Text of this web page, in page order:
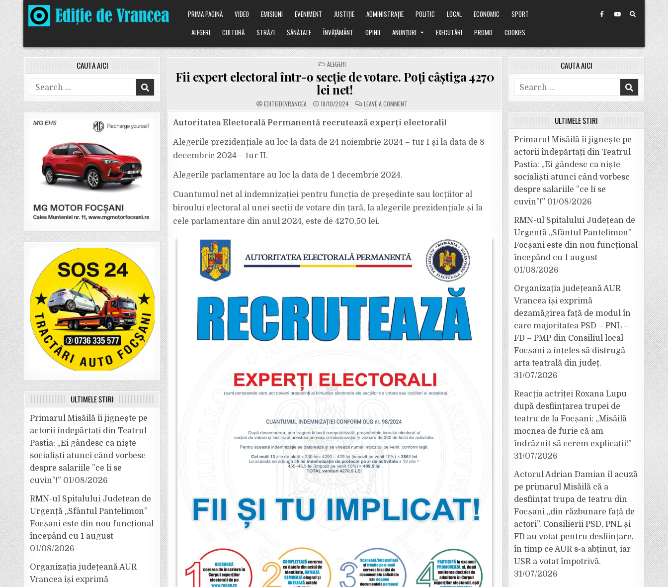
Skip
to
content
PRIMA PAGINĂ VIDEO EMISIUNI EVENIMENT JUSTIȚIE ADMINISTRAȚIE POLITIC LOCAL ECONOMIC
SPORT
ALEGERI
CULTURĂ STRĂZI SĂNĂTATE ÎNVĂȚĂMÂNT OPINII ANUNȚURI EXECUTĂRI PROMO COOKIES
POSTED
IN
ALEGERI
Fii expert electoral într-o secție de votare. Poți câștiga 4270
lei net!
EDITIEDEVRANCEA 18/10/2024 LEAVE A COMMENT
FII
ELECTORAL
ÎNTR-
SECȚIE
DE
Autoritatea Electorală Permanentă recrutează experți electorali!
Alegerile prezidențiale au loc la data de 24 noiembrie 2024 – tur I și la data de 8
decembrie 2024 – tur II.
Alegerile parlamentare au loc la data de 1 decembrie 2024.
Cuantumul net al indemnizației pentru funcția de președinte sau locțiitor al
biroului electoral al unei secții de votare din țară, la alegerile prezidențiale și la
cele parlamentare din anul 2024, este de 4270,50 lei.
CAUTĂ AICI
Search
for:
ULTIMELE ȘTIRI
Primarul Misăilă îi jignește pe
actorii îndepărtați din Teatrul
Pastia: „Ei gândesc ca niște
socialiști atunci când vorbesc
despre salariile ”ce li se
cuvin”!” 01/08/2026
RMN-ul Spitalului Județean de
Urgență „Sfântul Pantelimon”
Focșani este din nou funcțional
începând cu 1 august
01/08/2026
Organizația județeană AUR
Vrancea își exprimă
CAUTĂ AICI
Search
for:
ULTIMELE ȘTIRI
Primarul Misăilă îi jignește pe
actorii îndepărtați din Teatrul
Pastia: „Ei gândesc ca niște
socialiști atunci când vorbesc
despre salariile ”ce li se
cuvin”!” 01/08/2026
RMN-ul Spitalului Județean de
Urgență „Sfântul Pantelimon”
Focșani este din nou funcțional
începând cu 1 august
01/08/2026
Organizația județeană AUR
Vrancea își exprimă
dezamăgirea față de modul în
care majoritatea PSD – PNL –
FD – PMP din Consiliul local
Focșani a înțeles să distrugă
arta teatrală din județ.
31/07/2026
Reacția actriței Roxana Lupu
după desființarea trupei de
teatru de la Focșani: „Misăilă
mocnea de furie că am
îndrăznit să cerem explicații!”
31/07/2026
Actorul Adrian Damian îl acuză
pe primarul Misăilă că a
desființat trupa de teatru din
Focșani „din răzbunare față de
actori”. Consilierii PSD, PNL și
FD au votat pentru desființare,
în timp ce AUR s-a abținut, iar
USR a votat împotrivă.
31/07/2026